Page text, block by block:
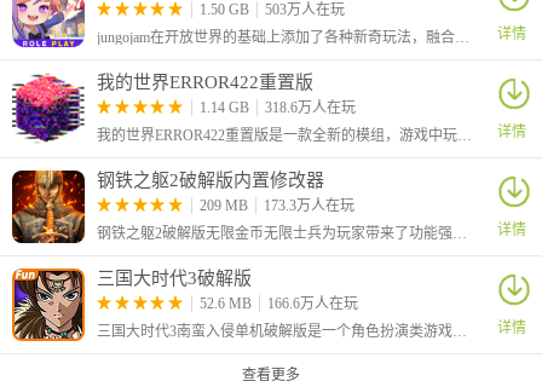
1.50 GB
503万人在玩
jungojam在开放世界的基础上添加了各种新奇玩法，融合了冒险、动作、探索、社交等等元素，你可以和小伙伴们一起在这里嬉戏打闹，一起种田收获你们的快乐，还可以自定义自己的形象哦！
详情
我的世界ERROR422重置版
1.14 GB
318.6万人在玩
我的世界ERROR422重置版是一款全新的模组，游戏中玩家的世界将被一个神秘病毒感染，导致场景、方块、物品和生物都呈现异常状态。
详情
钢铁之躯2破解版内置修改器
209 MB
173.3万人在玩
钢铁之躯2破解版无限金币无限士兵为玩家带来了功能强大的内置作弊菜单，可以让你在玩游戏的同时利用悬浮窗菜单进行游戏数值的修改。
详情
三国大时代3破解版
52.6 MB
166.6万人在玩
三国大时代3南蛮入侵单机破解版是一个角色扮演类游戏，三国大时代系列游戏来到了第三代，玩家依旧需要在三国背景的世界中进行冒险。
详情
查看更多